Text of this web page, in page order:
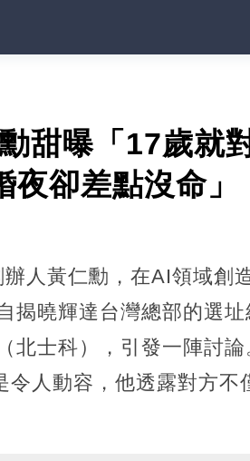
甜曝「17歲就
卻差點沒命」
人黃仁勳，在AI領域創
揭曉輝達台灣總部的選
北士科），引發一陣討
人動容，他透露對方不